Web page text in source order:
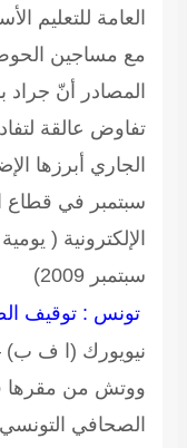
مع مساجين
المصادر أنّ
تفاوض عالقة
سبتمبر في قطاع
سبتمبر 2009)
تونس : توقيف
نيويورك (ا ف ب)
ووتش من مقرها
الصحافي